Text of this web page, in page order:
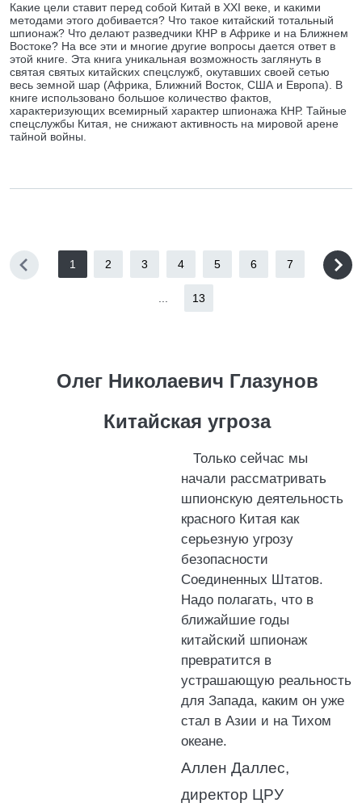
Какие цели ставит перед собой Китай в XXI веке, и какими
методами этого добивается? Что такое китайский тотальный
шпионаж? Что делают разведчики КНР в Африке и на Ближнем
Востоке? На все эти и многие другие вопросы дается ответ в
этой книге. Эта книга уникальная возможность заглянуть в
святая святых китайских спецслужб, окутавших своей сетью
весь земной шар (Африка, Ближний Восток, США и Европа). В
книге использовано большое количество фактов,
характеризующих всемирный характер шпионажа КНР. Тайные
спецслужбы Китая, не снижают активность на мировой арене
тайной войны.
1 2 3 4 5 6 7
13
Олег Николаевич Глазунов
Китайская угроза
Только сейчас мы
начали рассматривать
шпионскую деятельность
красного Китая как
серьезную угрозу
безопасности
Соединенных Штатов.
Надо полагать, что в
ближайшие годы
китайский шпионаж
превратится в
устрашающую реальность
для Запада, каким он уже
стал в Азии и на Тихом
океане.
Аллен Даллес,
директор ЦРУ